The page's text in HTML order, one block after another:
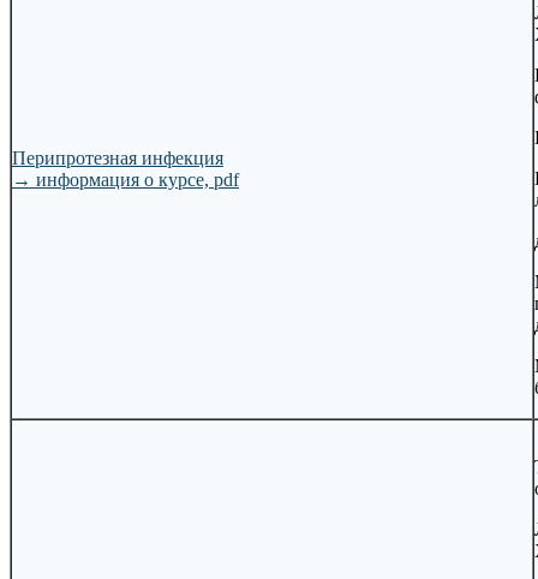
Перипротезная инфекция
→ информация о курсе, pdf